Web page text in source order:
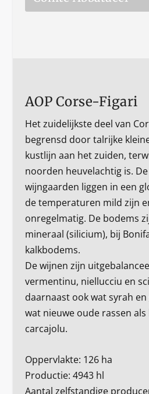
AOP Corse-Figari
Het zuidelijkste deel van
begrensd door talrijke
kustlijn aan het zuiden,
noorden heuvelachtig is.
wijngaarden liggen in een
de temperaturen mild zijn
onregelmatig. De bodems
mineraal (silicium), bij
kalkbodems.
De wijnen zijn
vermentinu, niellucciu en
daarnaast ook wat syrah
wat nieuwe oude rassen
carcajolu.
Oppervlakte: 126 ha
Productie: 4943 hl
Aantal zelfstandige